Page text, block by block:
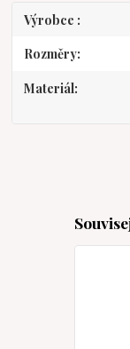
Výrobce
Rozměry
Materiál